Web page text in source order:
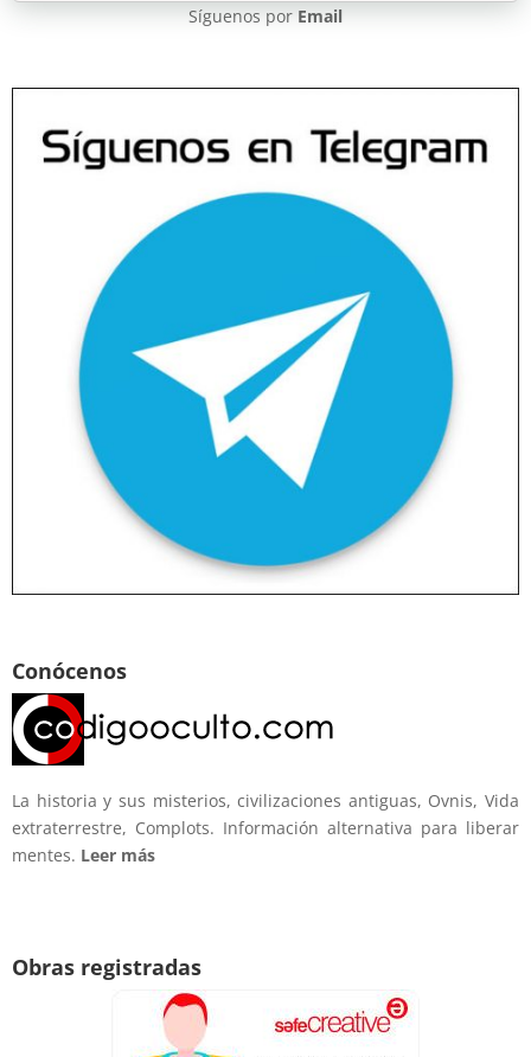
Síguenos por Email
Conócenos
La historia y sus misterios, civilizaciones antiguas, Ovnis, Vida
extraterrestre, Complots. Información alternativa para liberar
mentes. Leer más
Obras registradas